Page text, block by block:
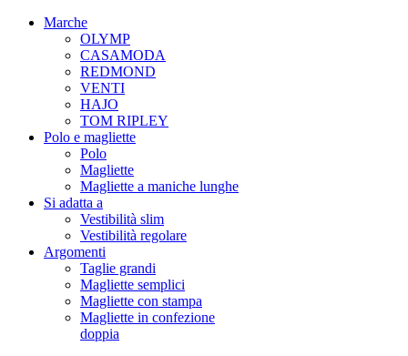
Marche
OLYMP
CASAMODA
REDMOND
VENTI
HAJO
TOM RIPLEY
Polo e magliette
Polo
Magliette
Magliette a maniche lunghe
Si adatta a
Vestibilità slim
Vestibilità regolare
Argomenti
Taglie grandi
Magliette semplici
Magliette con stampa
Magliette in confezione
doppia